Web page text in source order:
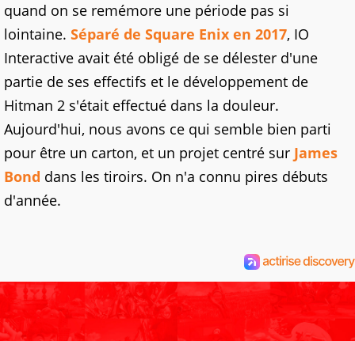
quand on se remémore une période pas si
lointaine. Séparé de Square Enix en 2017, IO
Interactive avait été obligé de se délester d'une
partie de ses effectifs et le développement de
Hitman 2 s'était effectué dans la douleur.
Aujourd'hui, nous avons ce qui semble bien parti
pour être un carton, et un projet centré sur James
Bond dans les tiroirs. On n'a connu pires débuts
d'année.